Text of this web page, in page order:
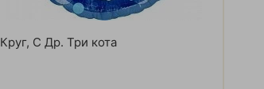
Круг, С Др. Три кота